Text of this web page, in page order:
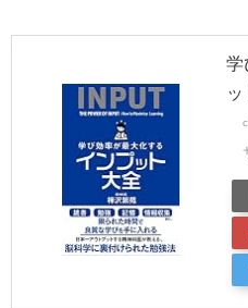
学